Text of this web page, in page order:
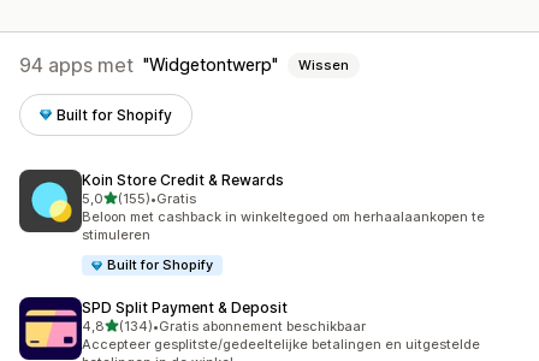
94 apps met Widgetontwerp Wissen
Built for Shopify
Koin Store Credit & Rewards
5,0van 5 sterren
(155)
155 recensies in totaal
•Gratis
Beloon met cashback in winkeltegoed om herhaalaankopen te
stimuleren
Built for Shopify
SPD Split Payment & Deposit
4,8van 5 sterren
(134)
134 recensies in totaal
•Gratis abonnement beschikbaar
Accepteer gesplitste/gedeeltelijke betalingen en uitgestelde